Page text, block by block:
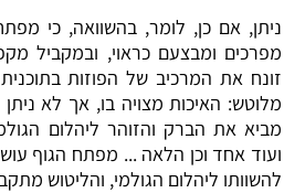
‏ניתן, אם כן, לומר, בהשוואה, כי
מפרכים ומבצעם כראוי, ובמקביל
זונח את המרכיב של הפוזות
מלוטש: האיכות מצויה בו, אך לא
מביא את הברק והזוהר ליהלום
ועוד אחד וכן הלאה ... מפתח הגוף
להשוותו‏ ליהלום הגולמי, והליטוש